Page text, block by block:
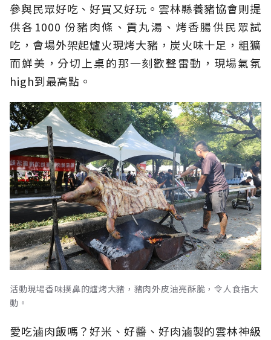
參與民眾好吃、好買又好玩。雲林縣養豬協會則提
供各1000 份豬肉條、貢丸湯、烤香腸供民眾試
吃，會場外架起爐火現烤大豬，炭火味十足，粗獷
而鮮美，分切上桌的那一刻歡聲雷動，現場氣氛
high到最高點。
活動現場香味撲鼻的爐烤大豬，豬肉外皮油亮酥脆，令人食指大
動。
愛吃滷肉飯嗎？好米、好醬、好肉滷製的雲林神級